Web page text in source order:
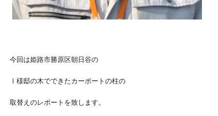
今回は姫路市勝原区朝日谷の
Ⅰ様邸の木でできたカーポートの柱の
取替えのレポートを致します。